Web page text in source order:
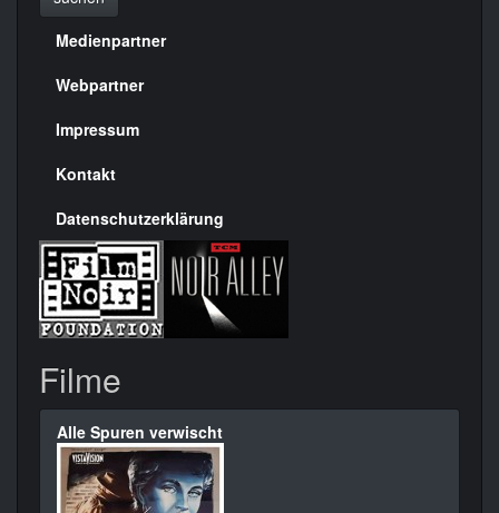
Menülinks
rechte
Seite
Medienpartner
Webpartner
Impressum
Kontakt
Datenschutzerklärung
Filme
Alle Spuren verwischt